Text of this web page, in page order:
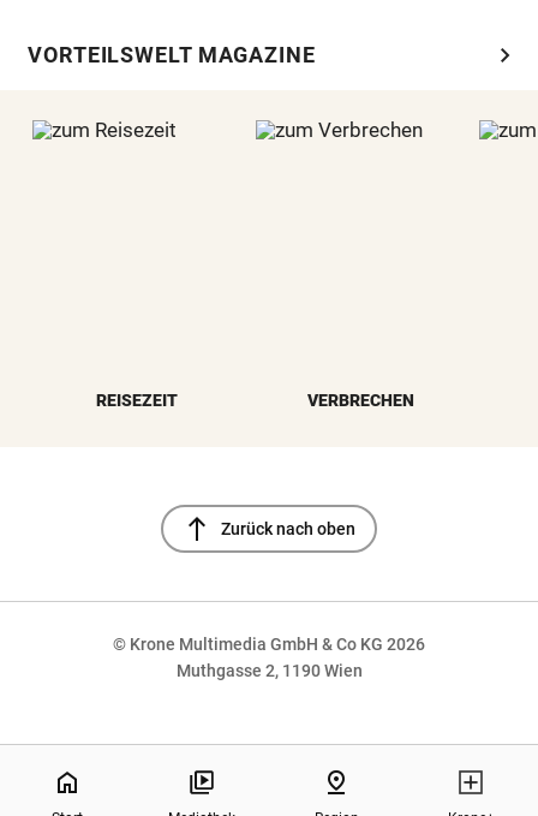
VORTEILSWELT MAGAZINE chevron_right
REISEZEIT VERBRECHEN
north Zurück nach oben
© Krone Multimedia GmbH & Co KG 2026
Muthgasse 2, 1190 Wien
home pin_drop
NaN%